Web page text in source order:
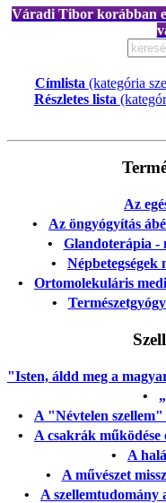
Váradi Tibor korábban
Címlista (kategória
Részletes lista
Az
• Az öngyógyítás
• Glandoterápia -
• Népbetegségek
• Ortomolekuláris
•
"Isten, áldd meg a
•
• A "Névtelen szellem"
• A csakrák működése
• A
• A művészet
• A szellemtudomány